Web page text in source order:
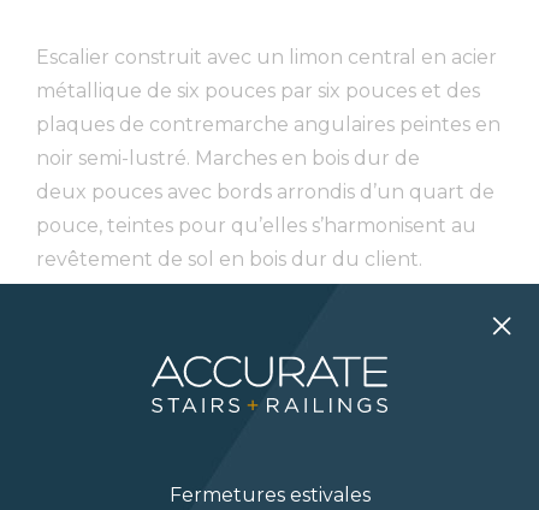
Escalier construit avec un limon central en acier
métallique de six pouces par six pouces et des
plaques de contremarche angulaires peintes en
noir semi-lustré. Marches en bois dur de
deux pouces avec bords arrondis d’un quart de
pouce, teintes pour qu’elles s’harmonisent au
revêtement de sol en bois dur du client.
Rampes construites avec une main courante en
bois carré de deux pouces par deux pouces
teintes pour qu’elles s’harmonisent aux
demi pouce et poteaux métalliques noirs carrés
Fermetures estivales